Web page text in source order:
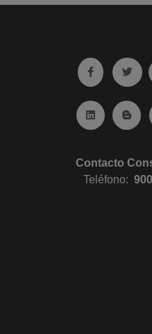
Ir a Ir a
Ir a Linkedin
Ir al
Contacto
Teléfono: